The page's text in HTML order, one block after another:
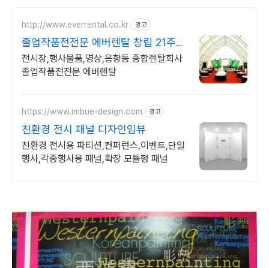
http://www.everrental.co.kr 광고
졸업작품전전문 에버렌탈 창립 21주년
특별할인 5%
전시장,행사물품,영상,음향등 종합렌탈회사
졸업작품전전문 에버렌탈
https://www.imbue-design.com 광고
친환경 전시 패널 디자인임뷰
친환경 전시용 파티션,컨퍼런스,이벤트,단일
행사,각종행사용 패널,확장 모튤형 패널